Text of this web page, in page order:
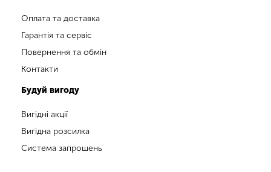
Оплата та доставка
Гарантія та сервіс
Повернення та обмін
Контакти
Будуй вигоду
Вигідні акції
Вигідна розсилка
Система запрошень